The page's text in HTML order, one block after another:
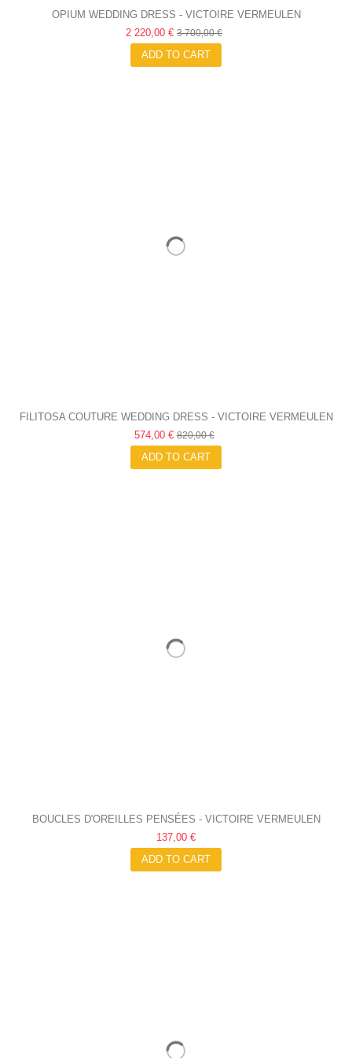
OPIUM WEDDING DRESS - VICTOIRE VERMEULEN
2 220,00 € 3 700,00 €
ADD TO CART
FILITOSA COUTURE WEDDING DRESS - VICTOIRE VERMEULEN
574,00 €820,00 €
ADD TO CART
BOUCLES D'OREILLES PENSÉES - VICTOIRE VERMEULEN
137,00 €
ADD TO CART